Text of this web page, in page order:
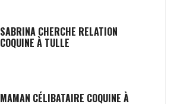
SABRINA CHERCHE RELATION
COQUINE À TULLE
MAMAN CÉLIBATAIRE COQUINE À